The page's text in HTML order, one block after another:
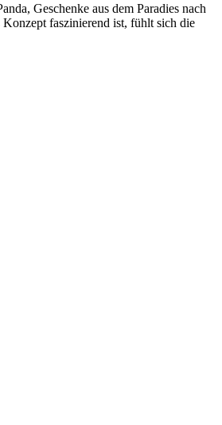
Geschenke aus dem Paradies nach
faszinierend ist, fühlt sich die